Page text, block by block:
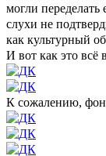
могли
слухи не
как культурный
И вот как это всё
К сожалению,